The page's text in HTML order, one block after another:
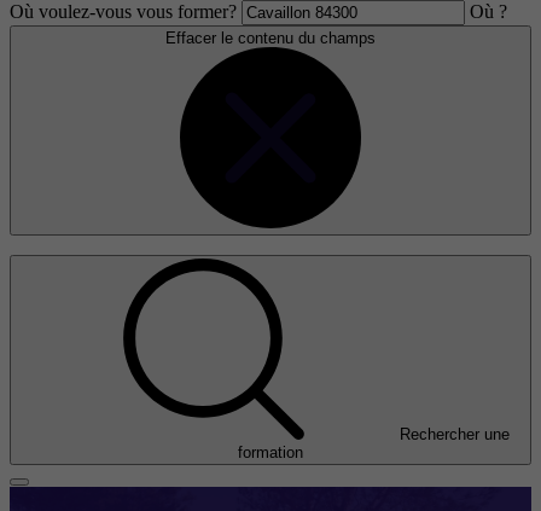
Où voulez-vous vous former? Où ?
Effacer le contenu du champs
Rechercher une
formation